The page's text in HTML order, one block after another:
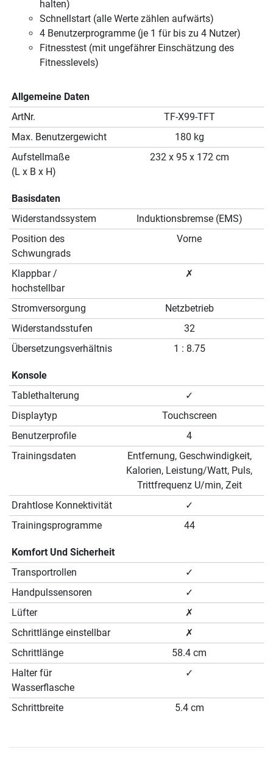
halten)
Schnellstart (alle Werte zählen aufwärts)
4 Benutzerprogramme (je 1 für bis zu 4 Nutzer)
Fitnesstest (mit ungefährer Einschätzung des
Fitnesslevels)
Allgemeine Daten
ArtNr.
TF-X99-TFT
Max. Benutzergewicht
180 kg
Aufstellmaße
(L x B x H)
232 x 95 x 172 cm
Basisdaten
Widerstandssystem
Induktionsbremse (EMS)
Position des
Schwungrads
Vorne
Klappbar /
hochstellbar
✗
Stromversorgung
Netzbetrieb
Widerstandsstufen
32
Übersetzungsverhältnis
1 : 8.75
Konsole
Tablethalterung
✓
Displaytyp
Touchscreen
Benutzerprofile
4
Trainingsdaten
Entfernung, Geschwindigkeit,
Kalorien, Leistung/Watt, Puls,
Trittfrequenz U/min, Zeit
Drahtlose Konnektivität
✓
Trainingsprogramme
44
Komfort Und Sicherheit
Transportrollen
✓
Handpulssensoren
✓
Lüfter
✗
Schrittlänge einstellbar
✗
Schrittlänge
58.4 cm
Halter für
Wasserflasche
✓
Schrittbreite 5.4 cm